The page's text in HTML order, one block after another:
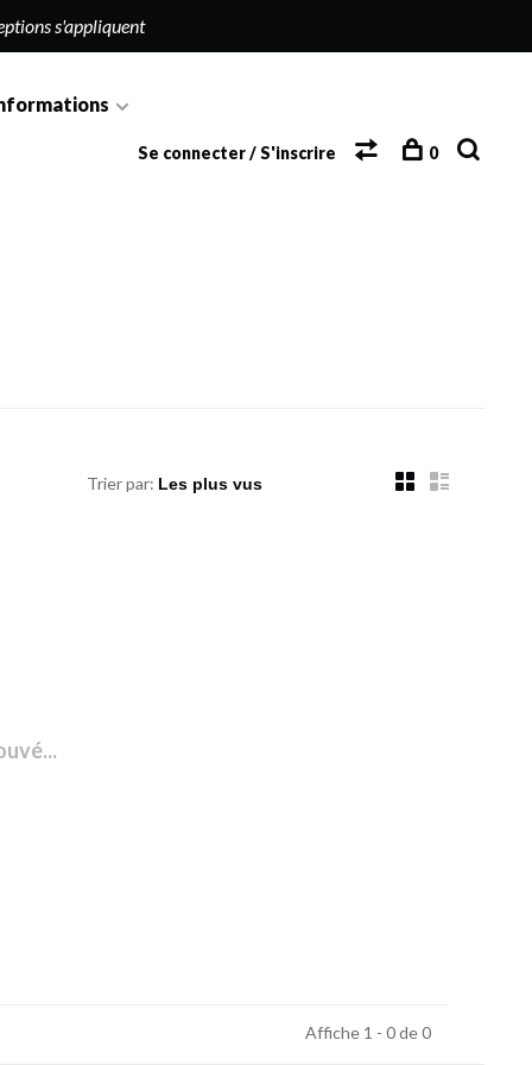
s'appliquent
Se connecter / S'inscrire 0
Trier par:
Affiche 1 - 0 de 0